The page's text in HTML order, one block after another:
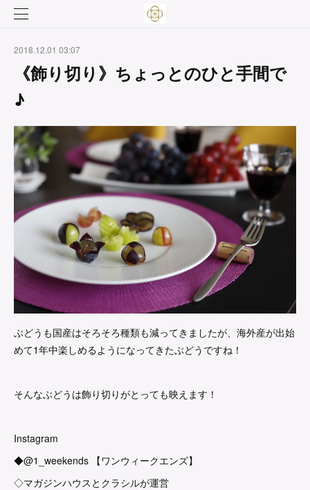
2018.12.01 03:07
《飾り切り》ちょっとのひと手間で
♪
ぶどうも国産はそろそろ種類も減ってきましたが、海外産が出始
めて1年中楽しめるようになってきたぶどうですね！
そんなぶどうは飾り切りがとっても映えます！
Instagram
◆@1_weekends 【ワンウィークエンズ】
◇マガジンハウスとクラシルが運営